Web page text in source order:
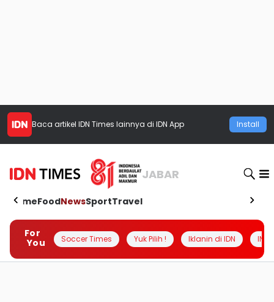
Baca artikel IDN Times lainnya di IDN App Install
JABAR
HomeFoodNewsSportTravel
For
You
Soccer Times Yuk Pilih ! Iklanin di IDN